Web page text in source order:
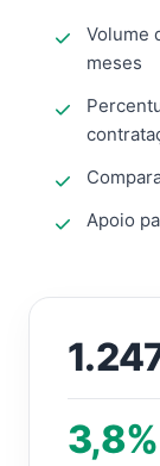
Volume
meses
Apoio
3,8%